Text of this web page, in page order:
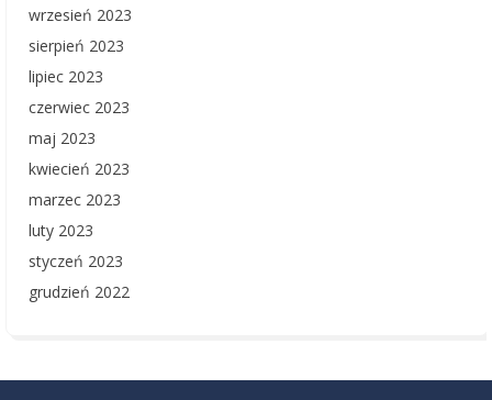
wrzesień 2023
sierpień 2023
lipiec 2023
czerwiec 2023
maj 2023
kwiecień 2023
marzec 2023
luty 2023
styczeń 2023
grudzień 2022